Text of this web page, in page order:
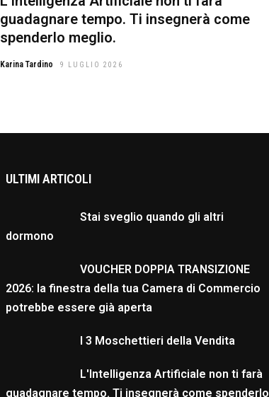
guadagnare tempo. Ti insegnerà come
spenderlo meglio.
Karina Tardino 9 LUGLIO 2026
ULTIMI ARTICOLI
Stai sveglio quando gli altri
dormono
VOUCHER DOPPIA TRANSIZIONE
2026: la finestra della tua Camera di Commercio
potrebbe essere già aperta
I 3 Moschettieri della Vendita
L'Intelligenza Artificiale non ti farà
guadagnare tempo. Ti insegnerà come spenderlo